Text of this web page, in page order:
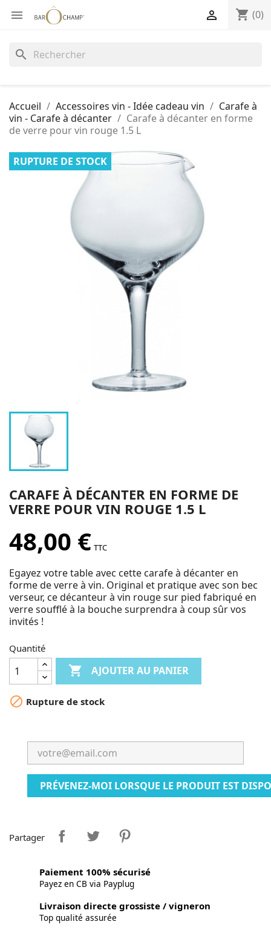
 shopping_cart (0)

search
Accueil Accessoires vin - Idée cadeau vin
Carafe à
vin - Carafe à décanter
Carafe à décanter en forme
de verre pour vin rouge 1.5 L
RUPTURE DE STOCK
CARAFE À DÉCANTER EN FORME DE
VERRE POUR VIN ROUGE 1.5 L
48,00 € TTC
Egayez votre table avec cette carafe à décanter en
forme de verre à vin. Original et pratique avec son bec
verseur, ce décanteur à vin rouge sur pied fabriqué en
verre soufflé à la bouche surprendra à coup sûr vos
invités !
Quantité
 AJOUTER AU PANIER
 Rupture de stock
PRÉVENEZ-MOI LORSQUE LE PRODUIT EST
Partager
Paiement 100% sécurisé
Payez en CB via Payplug
Livraison directe grossiste / vigneron
Top qualité assurée